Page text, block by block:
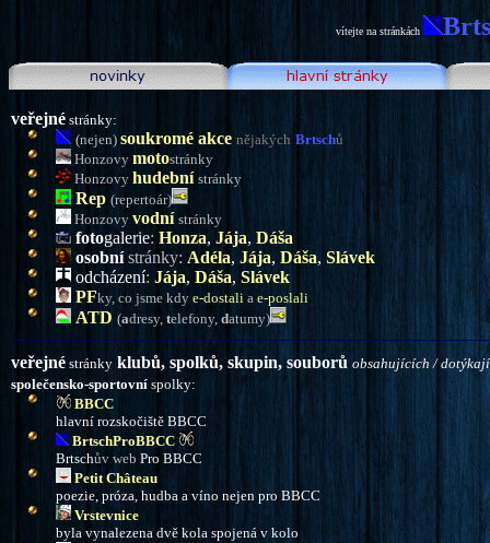
vítejte na stránkách
veřejné stránky:
(nejen) soukromé akce nějakých Brtschů
Honzovy motostránky
Honzovy hudební stránky
Rep (repertoár)
Honzovy vodní stránky
fotogalerie: Honza, Jája, Dáša
osobnístránky: Adéla, Jája, Dáša, Slávek
odcházení: Jája, Dáša, Slávek
PFky, co jsme kdy e-dostali a e-poslali
ATD (adresy, telefony, datumy)
veřejné stránky klubů, spolků, skupin, souborů obsahujících/ dot
společensko-sportovní spolky:
BBCC
hlavní rozskočiště BBCC
BrtschProBBCC
Brtschův web Pro BBCC
Petit Château
poezie, próza, hudba a víno nejen pro BBCC
Vrstevnice
byla vynalezena dvě kola spojená v kolo